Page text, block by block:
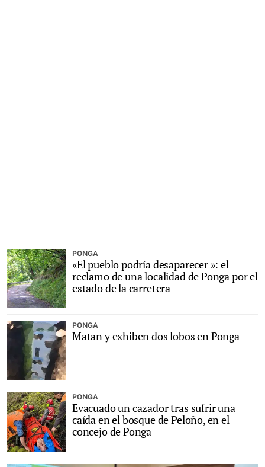
PONGA
«El pueblo podría desaparecer »: el
reclamo de una localidad de Ponga por el
estado de la carretera
PONGA
Matan y exhiben dos lobos en Ponga
PONGA
Evacuado un cazador tras sufrir una
caída en el bosque de Peloño, en el
concejo de Ponga